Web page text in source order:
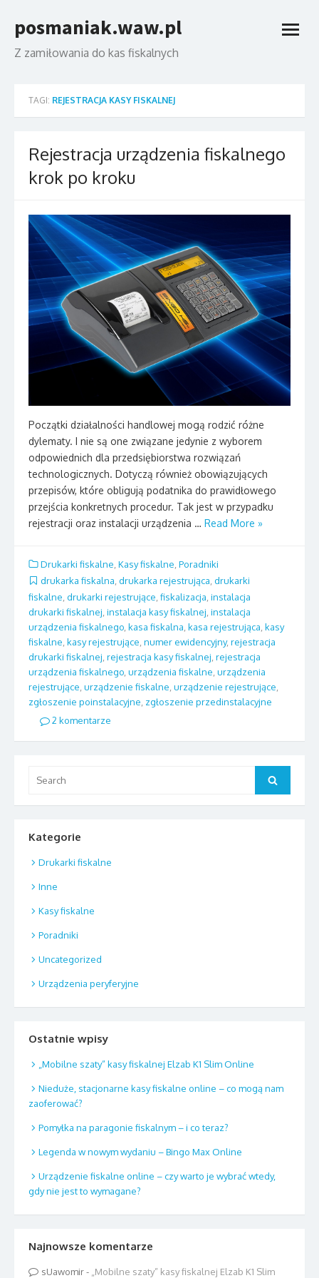
to
content
posmaniak.waw.pl
Z zamiłowania do kas fiskalnych
open
TAGI: REJESTRACJA KASY FISKALNEJ
Rejestracja urządzenia fiskalnego
krok po kroku
Początki działalności handlowej mogą rodzić różne
dylematy. I nie są one związane jedynie z wyborem
odpowiednich dla przedsiębiorstwa rozwiązań
technologicznych. Dotyczą również obowiązujących
przepisów, które obligują podatnika do prawidłowego
przejścia konkretnych procedur. Tak jest w przypadku
rejestracji oraz instalacji urządzenia … Read More »
Drukarki fiskalne Kasy fiskalne Poradniki
drukarka fiskalna drukarka rejestrująca drukarki
fiskalne, drukarki rejestrujące, fiskalizacja, instalacja
drukarki fiskalnej, instalacja kasy fiskalnej, instalacja
urządzenia fiskalnego, kasa fiskalna, kasa rejestrująca, kasy
fiskalne, kasy rejestrujące, numer ewidencyjny, rejestracja
drukarki fiskalnej, rejestracja kasy fiskalnej, rejestracja
urządzenia fiskalnego, urządzenia fiskalne, urządzenia
rejestrujące, urządzenie fiskalne, urządzenie rejestrujące,
zgłoszenie poinstalacyjne, zgłoszenie przedinstalacyjne
2 komentarze
for:
Search
Kategorie
Drukarki fiskalne
Inne
Kasy fiskalne
Poradniki
Uncategorized
Urządzenia peryferyjne
Ostatnie wpisy
„Mobilne szaty” kasy fiskalnej Elzab K1 Slim Online
Nieduże, stacjonarne kasy fiskalne online – co mogą nam
zaoferować?
Pomyłka na paragonie fiskalnym – i co teraz?
Legenda w nowym wydaniu – Bingo Max Online
Urządzenie fiskalne online – czy warto je wybrać wtedy,
gdy nie jest to wymagane?
Najnowsze komentarze
sUawomir- „Mobilne szaty” kasy fiskalnej Elzab K1 Slim